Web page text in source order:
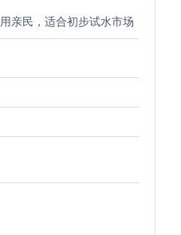
亲民，适合初步试水市场